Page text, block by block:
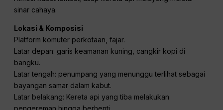
kehijauan pada bayangan.
Hitam: lembut, netral dengan sedikit efek pengangkat
untuk mempertahankan kabut.
Pencahayaan & Suasana
Cahaya matahari alami dari sisi kiri kamera, sudut rendah
(pukul 07:30 pagi).
Bounce: 4×4 ultrabounce perak dari tepi lintasan.
Isi negatif dari dinding sebelah.
Praktis: Lampu platform sodium dengan efek redup yang